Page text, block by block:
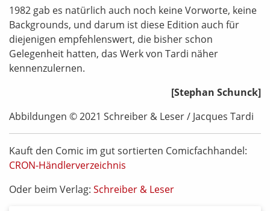
1982 gab es natürlich auch noch keine Vorworte, keine
Backgrounds, und darum ist diese Edition auch für
diejenigen empfehlenswert, die bisher schon
Gelegenheit hatten, das Werk von Tardi näher
kennenzulernen.
[Stephan Schunck]
Abbildungen © 2021 Schreiber & Leser / Jacques Tardi
Kauft den Comic im gut sortierten Comicfachhandel:
CRON-Händlerverzeichnis
Oder beim Verlag: Schreiber & Leser